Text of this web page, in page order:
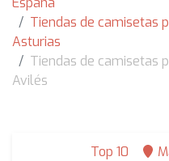
Tiendas de camisetas
Asturias
Tiendas de camisetas
Avilés
Top 10